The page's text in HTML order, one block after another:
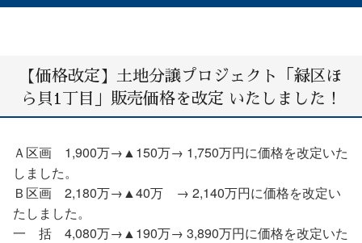
【価格改定】土地分譲プロジェクト「緑区ほ
ら貝1丁目」販売価格を改定 いたしました！
Ａ区画 1,900万→▲150万→ 1,750万円に価格を改定いた
しました。
Ｂ区画 2,180万→▲40万 → 2,140万円に価格を改定い
たしました。
一 括 4,080万→▲190万→ 3,890万円に価格を改定いた